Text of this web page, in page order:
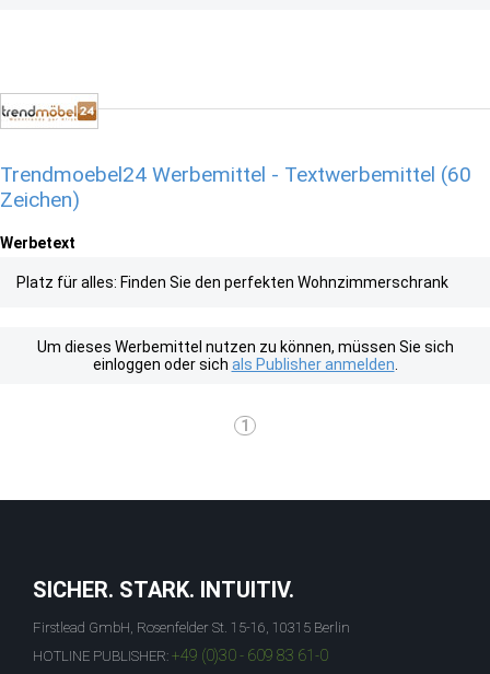
Trendmoebel24 Werbemittel - Textwerbemittel (60
Zeichen)
Werbetext
Platz für alles: Finden Sie den perfekten Wohnzimmerschrank
Um dieses Werbemittel nutzen zu können, müssen Sie sich
einloggen oder sich als Publisher anmelden
1
SICHER. STARK. INTUITIV.
Firstlead GmbH, Rosenfelder St. 15-16, 10315 Berlin
HOTLINE PUBLISHER: +49 (0)30 - 609 83 61-0